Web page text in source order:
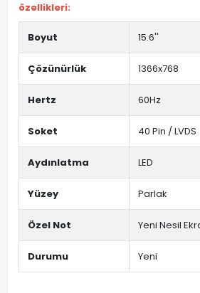
özellikleri:
Boyut 15.6''
Çözünürlük 1366x768
Hertz 60Hz
Soket 40 Pin / LVDS
Aydınlatma LED
Yüzey Parlak
Özel Not Yeni Nesil
Durumu Yeni